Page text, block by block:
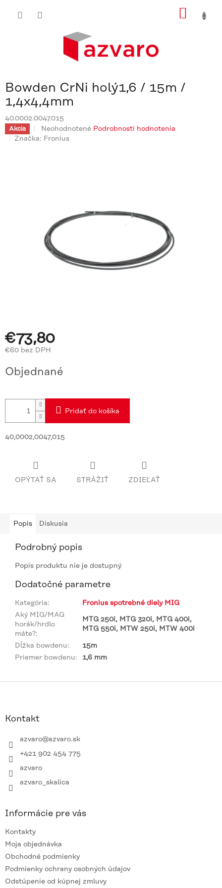
Bowden CrNi holý1,6 / 15m /
1,4x4,4mm
40.0002.0047.015
Akcia
Priemerné
hodnotenie
Neohodnotené Podrobnosti hodnotenia
Značka: Fronius
€73,80
€60 bez DPH
cena:
Objednané
Pridať do košíka
40,0002,0047,015
OPÝTAŤ SA STRÁŽIŤ ZDIEĽAŤ
Popis Diskusia
Podrobný popis
Popis produktu nie je dostupný
Dodatočné parametre
Kategória:
Fronius spotrebné diely MIG
Aký MIG/MAG
horák/hrdlo
máte?:
MTG 250i, MTG 320i, MTG 400i,
MTG 550i, MTW 250i, MTW 400i
Dĺžka bowdenu:
15m
Priemer bowdenu: 1,6 mm
Kontakt
azvaro@azvaro.sk
+421 902 454 775
azvaro
azvaro_skalica
Informácie pre vás
Kontakty
Moja objednávka
Obchodné podmienky
Podmienky ochrany osobných údajov
Odstúpenie od kúpnej zmluvy